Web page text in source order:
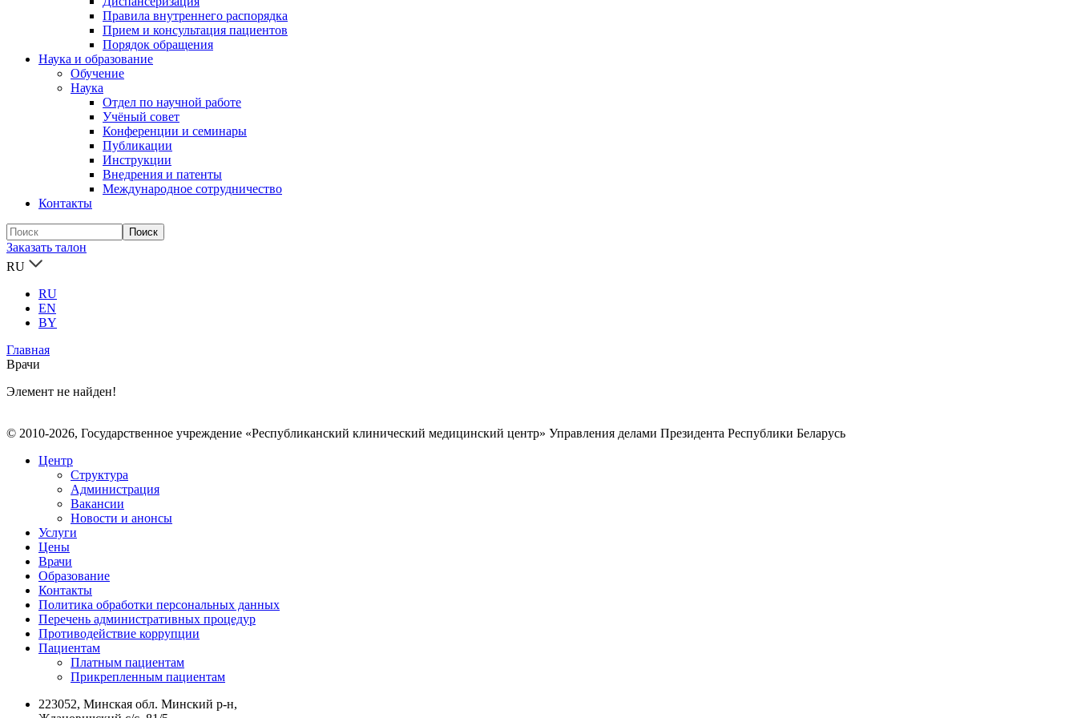
Правила внутреннего распорядка
Прием и консультация пациентов
Порядок обращения
Наука и образование
Обучение
Наука
Отдел по научной работе
Учёный совет
Конференции и семинары
Публикации
Инструкции
Внедрения и патенты
Международное сотрудничество
Контакты
Заказать талон
RU
RU
EN
BY
Главная
Врачи
Элемент не найден!
© 2010-2026, Государственное учреждение «Республиканский клинический медицинский центр» Управления делами Президента Республики Беларусь
Центр
Структура
Администрация
Вакансии
Новости и анонсы
Услуги
Цены
Врачи
Образование
Контакты
Политика обработки персональных данных
Перечень административных процедур
Противодействие коррупции
Пациентам
Платным пациентам
Прикрепленным пациентам
223052, Минская обл. Минский р-н,